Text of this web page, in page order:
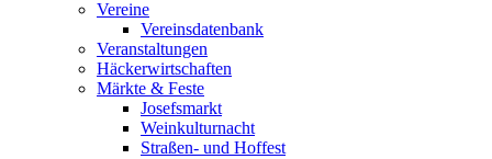
Vereine
Vereinsdatenbank
Veranstaltungen
Häckerwirtschaften
Märkte & Feste
Josefsmarkt
Weinkulturnacht
Straßen- und Hoffest